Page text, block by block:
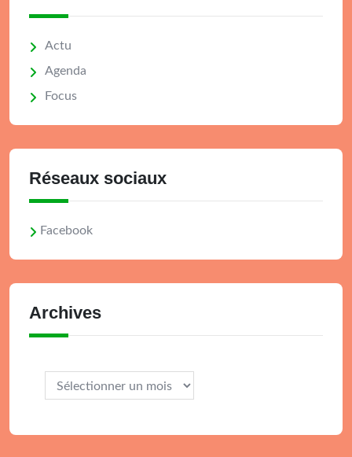
Actu
Agenda
Focus
Réseaux sociaux
Facebook
Archives